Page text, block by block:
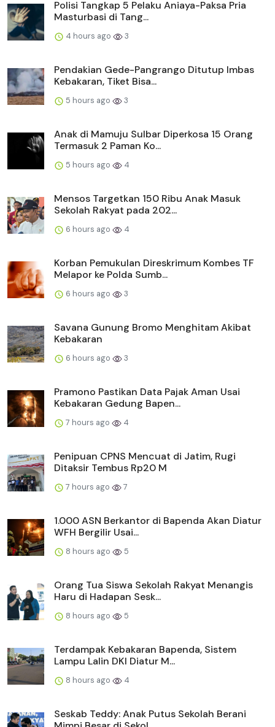
Polisi Tangkap 5 Pelaku Aniaya-Paksa Pria
Masturbasi di Tang...
4 hours ago 3
Pendakian Gede-Pangrango Ditutup Imbas
Kebakaran, Tiket Bisa...
5 hours ago 3
Anak di Mamuju Sulbar Diperkosa 15 Orang
Termasuk 2 Paman Ko...
5 hours ago 4
Mensos Targetkan 150 Ribu Anak Masuk
Sekolah Rakyat pada 202...
6 hours ago 4
Korban Pemukulan Direskrimum Kombes TF
Melapor ke Polda Sumb...
6 hours ago 3
Savana Gunung Bromo Menghitam Akibat
Kebakaran
6 hours ago 3
Pramono Pastikan Data Pajak Aman Usai
Kebakaran Gedung Bapen...
7 hours ago 4
Penipuan CPNS Mencuat di Jatim, Rugi
Ditaksir Tembus Rp20 M
7 hours ago 7
1.000 ASN Berkantor di Bapenda Akan Diatur
WFH Bergilir Usai...
8 hours ago 5
Orang Tua Siswa Sekolah Rakyat Menangis
Haru di Hadapan Sesk...
8 hours ago 5
Terdampak Kebakaran Bapenda, Sistem
Lampu Lalin DKI Diatur M...
8 hours ago 4
Seskab Teddy: Anak Putus Sekolah Berani